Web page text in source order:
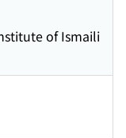
of Ismaili